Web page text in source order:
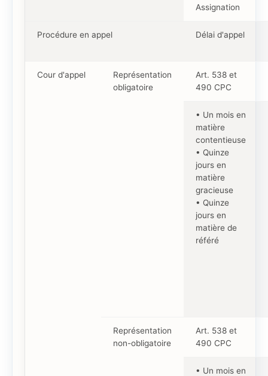
Assignation
Procédure en appel Délai d'appel
Cour d'appel
Représentation
obligatoire
Art. 538 et
490 CPC
• Un mois en
matière
contentieuse
• Quinze
jours en
matière
gracieuse
• Quinze
jours en
matière de
référé
Représentation
non-obligatoire
Art. 538 et
490 CPC
• Un mois en